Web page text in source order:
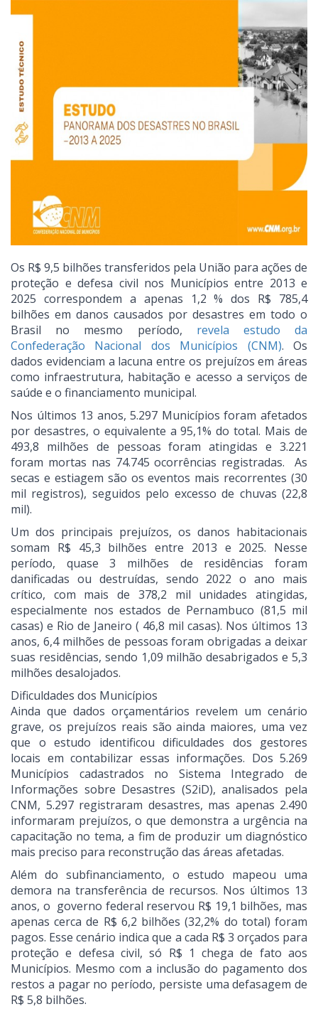
Os R$ 9,5 bilhões transferidos pela União para ações de
proteção e defesa civil nos Municípios entre 2013 e
2025 correspondem a apenas 1,2 % dos R$ 785,4
bilhões em danos causados por desastres em todo o
Brasil no mesmo período, revela estudo da
Confederação Nacional dos Municípios (CNM). Os
dados evidenciam a lacuna entre os prejuízos em áreas
como infraestrutura, habitação e acesso a serviços de
saúde e o financiamento municipal.
Nos últimos 13 anos, 5.297 Municípios foram afetados
por desastres, o equivalente a 95,1% do total. Mais de
493,8 milhões de pessoas foram atingidas e 3.221
foram mortas nas 74.745 ocorrências registradas. As
secas e estiagem são os eventos mais recorrentes (30
mil registros), seguidos pelo excesso de chuvas (22,8
mil).
Um dos principais prejuízos, os danos habitacionais
somam R$ 45,3 bilhões entre 2013 e 2025. Nesse
período, quase 3 milhões de residências foram
danificadas ou destruídas, sendo 2022 o ano mais
crítico, com mais de 378,2 mil unidades atingidas,
especialmente nos estados de Pernambuco (81,5 mil
casas) e Rio de Janeiro ( 46,8 mil casas). Nos últimos 13
anos, 6,4 milhões de pessoas foram obrigadas a deixar
suas residências, sendo 1,09 milhão desabrigados e 5,3
milhões desalojados.
Dificuldades dos Municípios
Ainda que dados orçamentários revelem um cenário
grave, os prejuízos reais são ainda maiores, uma vez
que o estudo identificou dificuldades dos gestores
locais em contabilizar essas informações. Dos 5.269
Municípios cadastrados no Sistema Integrado de
Informações sobre Desastres (S2iD), analisados pela
CNM, 5.297 registraram desastres, mas apenas 2.490
informaram prejuízos, o que demonstra a urgência na
capacitação no tema, a fim de produzir um diagnóstico
mais preciso para reconstrução das áreas afetadas.
Além do subfinanciamento, o estudo mapeou uma
demora na transferência de recursos. Nos últimos 13
anos, o governo federal reservou R$ 19,1 bilhões, mas
apenas cerca de R$ 6,2 bilhões (32,2% do total) foram
pagos. Esse cenário indica que a cada R$ 3 orçados para
proteção e defesa civil, só R$ 1 chega de fato aos
Municípios. Mesmo com a inclusão do pagamento dos
restos a pagar no período, persiste uma defasagem de
R$ 5,8 bilhões.